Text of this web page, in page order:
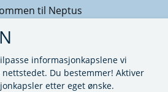
til Neptus
informasjonkapslene vi
Du bestemmer! Aktiver
etter eget ønske.